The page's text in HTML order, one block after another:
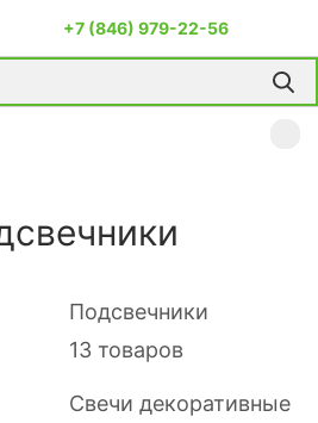
+7 (846) 979-22-56
Подсвечники
13 товаров
Свечи декоративные